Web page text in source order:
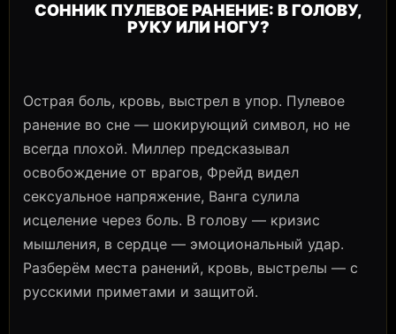
СОННИК ПУЛЕВОЕ РАНЕНИЕ: В ГОЛОВУ,
РУКУ ИЛИ НОГУ?
Острая боль, кровь, выстрел в упор. Пулевое
ранение во сне — шокирующий символ, но не
всегда плохой. Миллер предсказывал
освобождение от врагов, Фрейд видел
сексуальное напряжение, Ванга сулила
исцеление через боль. В голову — кризис
мышления, в сердце — эмоциональный удар.
Разберём места ранений, кровь, выстрелы — с
русскими приметами и защитой.